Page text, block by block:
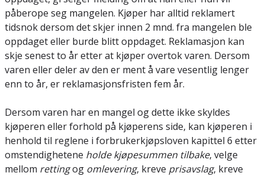
påberope seg mangelen. Kjøper har alltid reklamert
tidsnok dersom det skjer innen 2 mnd. fra mangelen ble
oppdaget eller burde blitt oppdaget. Reklamasjon kan
skje senest to år etter at kjøper overtok varen. Dersom
varen eller deler av den er ment å vare vesentlig lenger
enn to år, er reklamasjonsfristen fem år.
Dersom varen har en mangel og dette ikke skyldes
kjøperen eller forhold på kjøperens side, kan kjøperen i
henhold til reglene i forbrukerkjøpsloven kapittel 6 etter
omstendighetene holde kjøpesummen tilbake, velge
mellom rettingog omlevering, kreve prisavslag, kreve